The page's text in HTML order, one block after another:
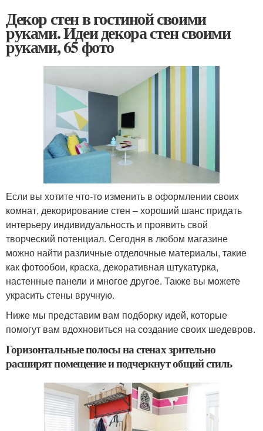
Декор стен в гостиной своими
руками. Идеи декора стен своими
руками, 65 фото
Если вы хотите что-то изменить в оформлении своих
комнат, декорирование стен – хороший шанс придать
интерьеру индивидуальность и проявить свой
творческий потенциал. Сегодня в любом магазине
можно найти различные отделочные материалы, такие
как фотообои, краска, декоративная штукатурка,
настенные панели и многое другое. Также вы можете
украсить стены вручную.
Ниже мы представим вам подборку идей, которые
помогут вам вдохновиться на создание своих шедевров.
Горизонтальные полосы на стенах зрительно
расширят помещение и подчеркнут общий стиль